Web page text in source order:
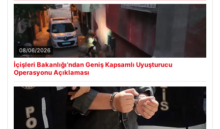
08/06/2026
İçişleri Bakanlığı’ndan Geniş Kapsamlı Uyuşturucu
Operasyonu Açıklaması